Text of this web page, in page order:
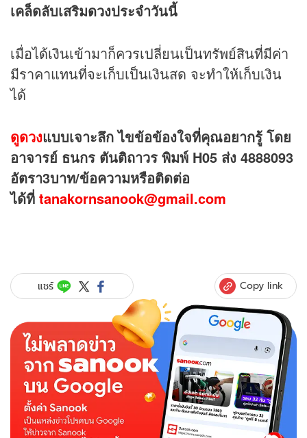
เคล็ดลับเสริมดวงประจำวันนี้
เมื่อได้เงินเข้ามาก็ควรเปลี่ยนเป็นทรัพย์สินที่มีค่า
มีราคาแทนที่จะเก็บเป็นเงินสด จะทำให้เก็บเงิน
ได้
ดูดวงแบบเจาะลึก ไขข้อข้องใจที่คุณอยากรู้ โดย
อาจารย์ ธนกร ตันติถาวร พิมพ์ H05 ส่ง 4888093
อัตรา3บาท/ข้อความหรือติดต่อ
ได้ที่ tanakornsanook@gmail.com
แชร์ Copy link